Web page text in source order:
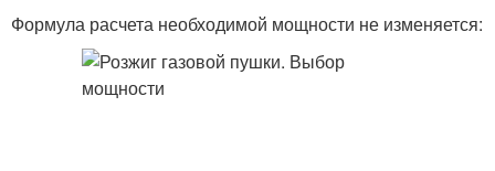
Формула расчета необходимой мощности не изменяется: